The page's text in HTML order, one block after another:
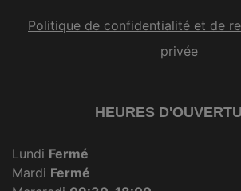
Politique de confidentialité et de
privée
HEURES
Lundi Fermé
Mardi Fermé